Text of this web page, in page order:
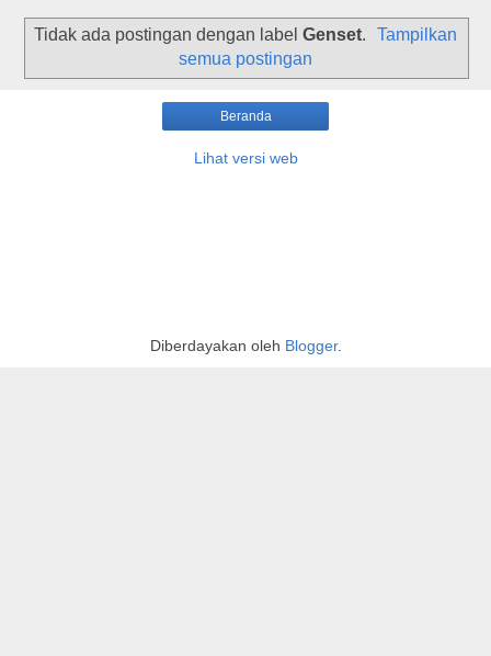
Tidak ada postingan dengan label Genset.
Tampilkan
semua postingan
Beranda
Lihat versi web
Diberdayakan oleh Blogger.